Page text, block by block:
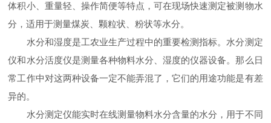
体积小、重量轻、操作简便等特点，可在现场快速测定被测物水
分，适用于测量煤炭、颗粒状、粉状等水分。
水分和湿度是工农业生产过程中的重要检测指标。水分测定
仪和水分活度仪是测量各种物料水分、湿度的仪器设备。那么日
常工作中对这两种设备一定不能弄混了，它们的用途功能是有差
异的。
水分测定仪能实时在线测量物料水分含量的水分，用于不同